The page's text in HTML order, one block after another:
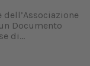
Documento
di...